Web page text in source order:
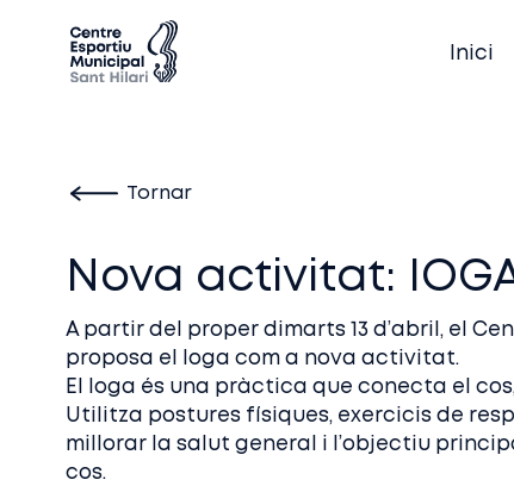
Inici
Tornar
Nova activitat:
A partir del proper dimarts 13 d’abril, el
proposa el Ioga com a nova activitat.
El Ioga és una pràctica que conecta el
Utilitza postures físiques, exercicis de
millorar la salut general i l’objectiu
cos.